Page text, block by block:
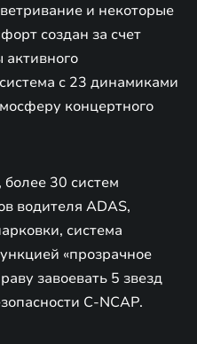
и некоторые
создан за счет
с 23 динамиками
концертного
30 систем
водителя ADAS,
система
«прозрачное
завоевать 5 звезд
C-NCAP.